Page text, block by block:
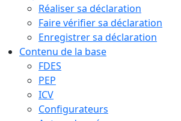
Réaliser sa déclaration
Faire vérifier sa déclaration
Enregistrer sa déclaration
Contenu de la base
FDES
PEP
ICV
Configurateurs